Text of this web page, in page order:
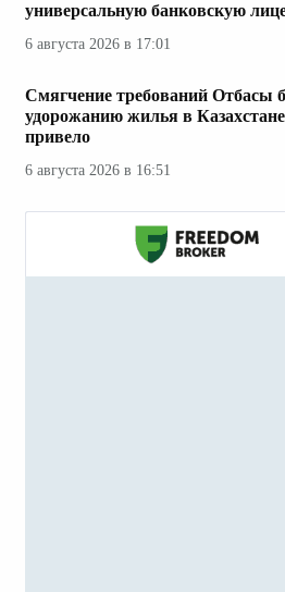
универсальную банковскую
6 августа 2026 в 17:01
Смягчение требований Отбасы
удорожанию жилья в
привело
6 августа 2026 в 16:51